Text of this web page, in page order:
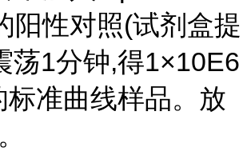
阳性对照(试剂盒提
荡1分钟,得1×10E6
准曲线样品。放